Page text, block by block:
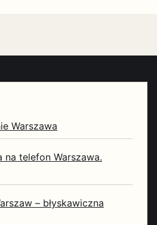
Warszawa
telefon Warszawa.
– błyskawiczna